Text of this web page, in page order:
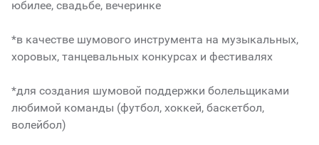
юбилее, свадьбе, вечеринке
*в качестве шумового инструмента на музыкальных,
хоровых, танцевальных конкурсах и фестивалях
*для создания шумовой поддержки болельщиками
любимой команды (футбол, хоккей, баскетбол,
волейбол)